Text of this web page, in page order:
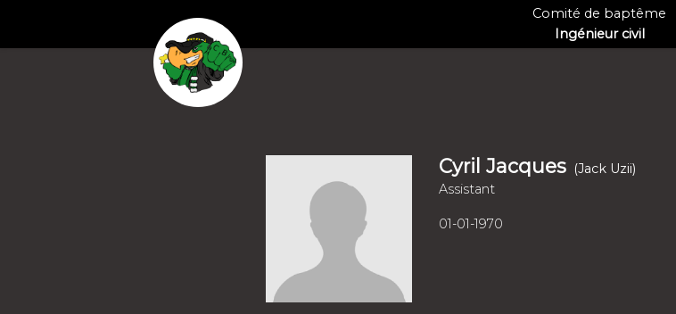
Comité de baptême
Ingénieur civil
Cyril Jacques (Jack Uzii)
Assistant
01-01-1970